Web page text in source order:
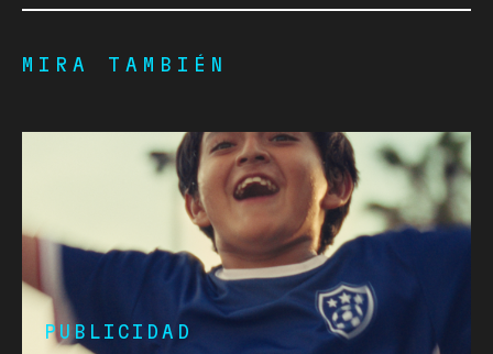
MIRA TAMBIÉN
PUBLICIDAD